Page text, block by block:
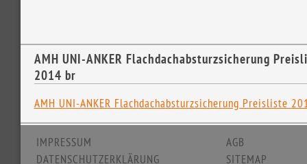
AMH UNI-ANKER Flachdachabsturzsicherung
2014 br
AMH UNI-ANKER Flachdachabsturzsicherung Preisliste
IMPRESSUM
DATENSCHUTZERKLÄRUNG
AGB
SITEMAP